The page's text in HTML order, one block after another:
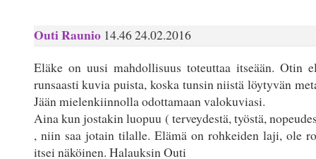
Outi Raunio14.46 24.02.2016
Eläke on uusi mahdollisuus toteuttaa itseään. Otin
runsaasti kuvia puista, koska tunsin niistä löytyvän
Jään mielenkiinnolla odottamaan valokuviasi.
Aina kun jostakin luopuu ( terveydestä, työstä,
, niin saa jotain tilalle. Elämä on rohkeiden laji, ole
itsei näköinen. Halauksin Outi